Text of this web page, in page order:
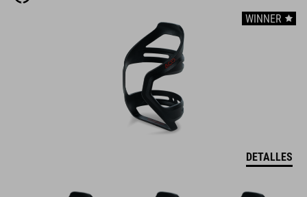
WINNER
DETALLES